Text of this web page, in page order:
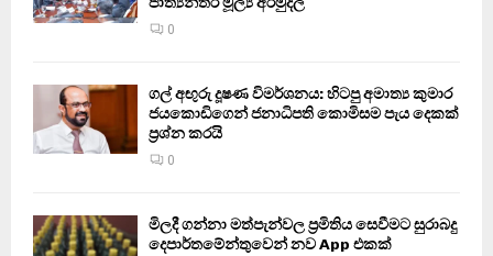
0
ගල් අඟුරු දූෂණ විමර්ශනය: හිටපු අමාත්‍ය කුමාර
ජයකොඩිගෙන් ජනාධිපති කොමිසම පැය දෙකක්
ප්‍රශ්න කරයි
0
මිලදී ගන්නා මත්පැන්වල ප්‍රමිතිය සෙවීමට සුරාබදු
දෙපාර්තමේන්තුවෙන් නව App එකක්